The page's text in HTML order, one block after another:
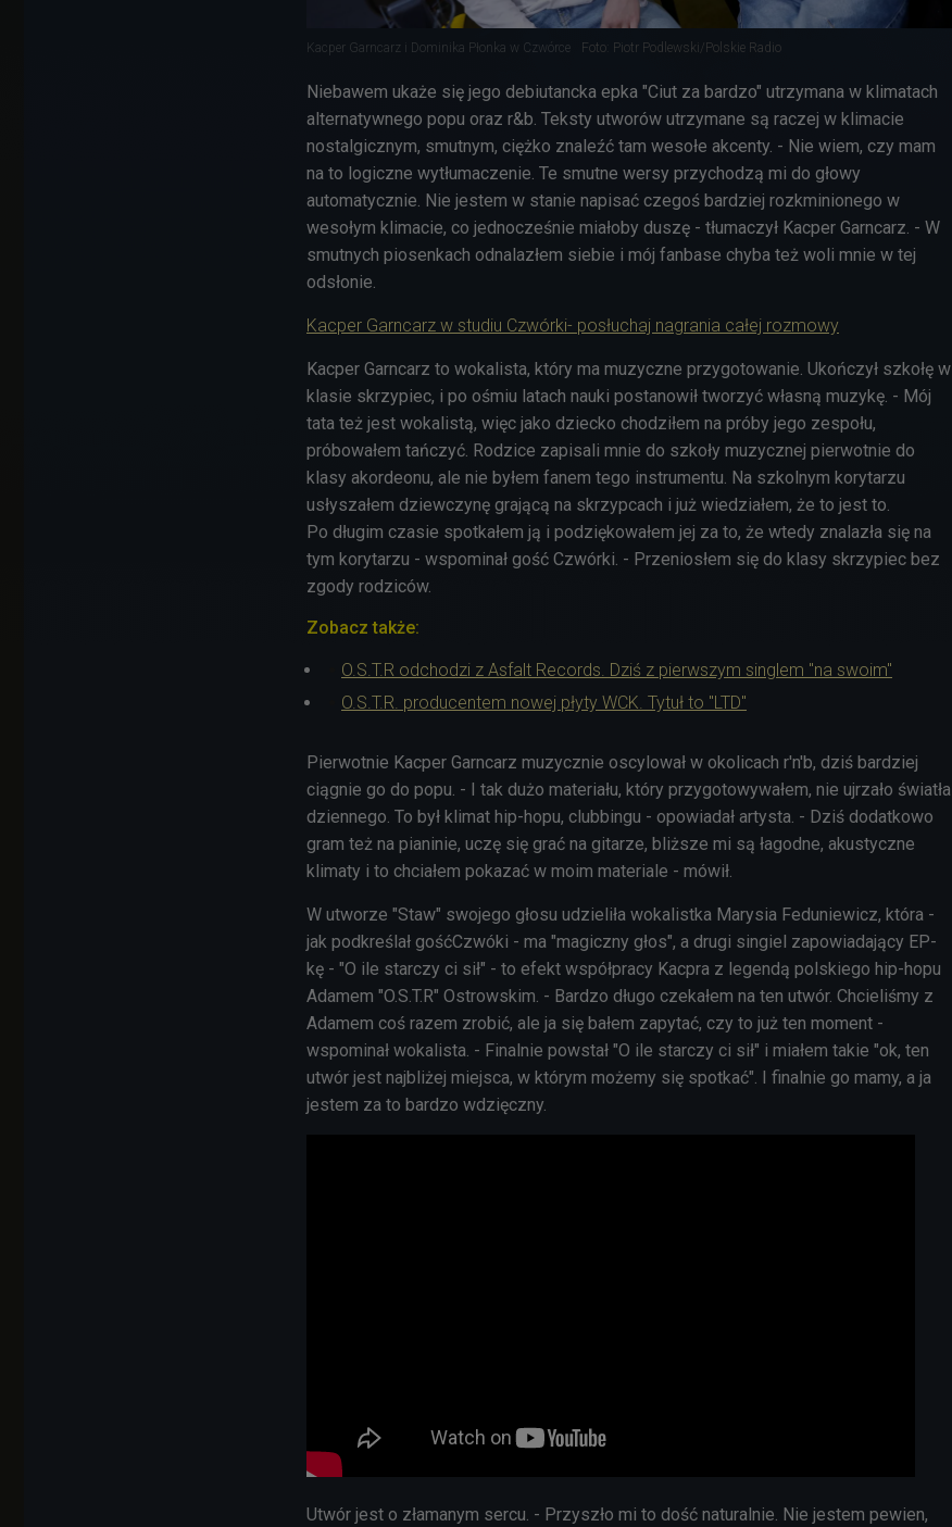
Kacper Garncarz i Dominika Płonka w Czwórce Foto: Piotr Podlewski/Polskie Radio
Niebawem ukaże się jego debiutancka epka "Ciut za bardzo" utrzymana w klimatach
alternatywnego popu oraz r&b. Teksty utworów utrzymane są raczej w klimacie
nostalgicznym, smutnym, ciężko znaleźć tam wesołe akcenty. - Nie wiem, czy mam
na to logiczne wytłumaczenie. Te smutne wersy przychodzą mi do głowy
automatycznie. Nie jestem w stanie napisać czegoś bardziej rozkminionego w
wesołym klimacie, co jednocześnie miałoby duszę - tłumaczył Kacper Garncarz. - W
smutnych piosenkach odnalazłem siebie i mój fanbase chyba też woli mnie w tej
odsłonie.
Kacper Garncarz w studiu Czwórki- posłuchaj nagrania całej rozmowy
Kacper Garncarz to wokalista, który ma muzyczne przygotowanie. Ukończył szkołę w
klasie skrzypiec, i po ośmiu latach nauki postanowił tworzyć własną muzykę. - Mój
tata też jest wokalistą, więc jako dziecko chodziłem na próby jego zespołu,
próbowałem tańczyć. Rodzice zapisali mnie do szkoły muzycznej pierwotnie do
klasy akordeonu, ale nie byłem fanem tego instrumentu. Na szkolnym korytarzu
usłyszałem dziewczynę grającą na skrzypcach i już wiedziałem, że to jest to.
Po długim czasie spotkałem ją i podziękowałem jej za to, że wtedy znalazła się na
tym korytarzu - wspominał gość Czwórki. - Przeniosłem się do klasy skrzypiec bez
zgody rodziców.
Zobacz także:
O.S.T.R odchodzi z Asfalt Records. Dziś z pierwszym singlem "na swoim"
O.S.T.R. producentem nowej płyty WCK. Tytuł to "LTD"
Pierwotnie Kacper Garncarz muzycznie oscylował w okolicach r'n'b, dziś bardziej
ciągnie go do popu. - I tak dużo materiału, który przygotowywałem, nie ujrzało światła
dziennego. To był klimat hip-hopu, clubbingu - opowiadał artysta. - Dziś dodatkowo
gram też na pianinie, uczę się grać na gitarze, bliższe mi są łagodne, akustyczne
klimaty i to chciałem pokazać w moim materiale - mówił.
W utworze "Staw" swojego głosu udzieliła wokalistka Marysia Feduniewicz, która -
jak podkreślał gośćCzwóki - ma "magiczny głos", a drugi singiel zapowiadający EP-
kę - "O ile starczy ci sił" - to efekt współpracy Kacpra z legendą polskiego hip-hopu
Adamem "O.S.T.R" Ostrowskim. - Bardzo długo czekałem na ten utwór. Chcieliśmy z
Adamem coś razem zrobić, ale ja się bałem zapytać, czy to już ten moment -
wspominał wokalista. - Finalnie powstał "O ile starczy ci sił" i miałem takie "ok, ten
utwór jest najbliżej miejsca, w którym możemy się spotkać". I finalnie go mamy, a ja
jestem za to bardzo wdzięczny.
Utwór jest o złamanym sercu. - Przyszło mi to dość naturalnie. Nie jestem pewien,